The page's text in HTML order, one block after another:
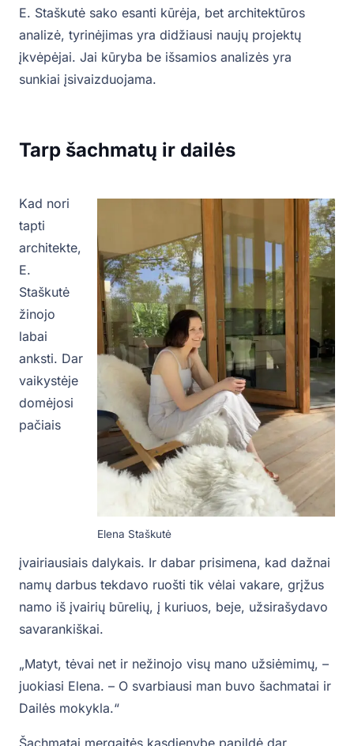
E. Staškutė sako esanti kūrėja, bet architektūros
analizė, tyrinėjimas yra didžiausi naujų projektų
įkvėpėjai. Jai kūryba be išsamios analizės yra
sunkiai įsivaizduojama.
Tarp šachmatų ir dailės
Elena Staškutė
Kad nori
tapti
architekte,
E.
Staškutė
žinojo
labai
anksti. Dar
vaikystėje
domėjosi
pačiais
įvairiausiais dalykais. Ir dabar prisimena, kad dažnai
namų darbus tekdavo ruošti tik vėlai vakare, grįžus
namo iš įvairių būrelių, į kuriuos, beje, užsirašydavo
savarankiškai.
„Matyt, tėvai net ir nežinojo visų mano užsiėmimų, –
juokiasi Elena. – O svarbiausi man buvo šachmatai ir
Dailės mokykla.“